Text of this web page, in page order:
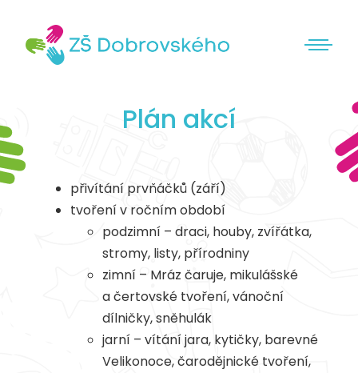
Plán akcí
přivítání prvňáčků (září)
tvoření v ročním období
podzimní – draci, houby, zvířátka,
stromy, listy, přírodniny
zimní – Mráz čaruje, mikulášské
a čertovské tvoření, vánoční
dílničky, sněhulák
jarní – vítání jara, kytičky, barevné
Velikonoce, čarodějnické tvoření,